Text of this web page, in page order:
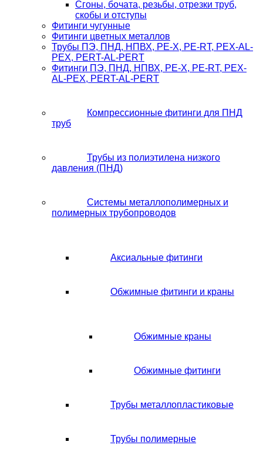
Сгоны, бочата, резьбы, отрезки труб,
скобы и отступы
Фитинги чугунные
Фитинги цветных металлов
Трубы ПЭ, ПНД, НПВХ, PE-X, PE-RT, PEX-AL-
PEX, PERT-AL-PERT
Фитинги ПЭ, ПНД, НПВХ, PE-X, PE-RT, PEX-
AL-PEX, PERT-AL-PERT
Компрессионные фитинги для ПНД
труб
Трубы из полиэтилена низкого
давления (ПНД)
Системы металлополимерных и
полимерных трубопроводов
Аксиальные фитинги
Обжимные фитинги и краны
Обжимные краны
Обжимные фитинги
Трубы металлопластиковые
Трубы полимерные